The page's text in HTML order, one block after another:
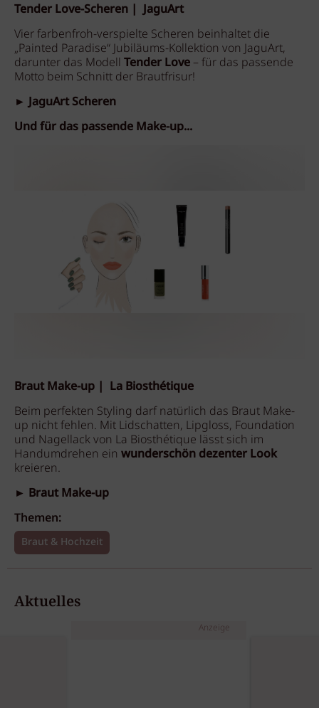
Tender Love-Scheren | JaguArt
Vier farbenfroh-verspielte Scheren beinhaltet die
„Painted Paradise“ Jubiläums-Kollektion von JaguArt,
darunter das Modell Tender Love – für das passende
Motto beim Schnitt der Brautfrisur!
► JaguArt Scheren
Und für das passende Make-up...
Braut Make-up | La Biosthétique
Beim perfekten Styling darf natürlich das Braut Make-
up nicht fehlen. Mit Lidschatten, Lipgloss, Foundation
und Nagellack von La Biosthétique lässt sich im
Handumdrehen ein wunderschön dezenter Look
kreieren.
► Braut Make-up
Themen:
Braut & Hochzeit
Aktuelles
Anzeige